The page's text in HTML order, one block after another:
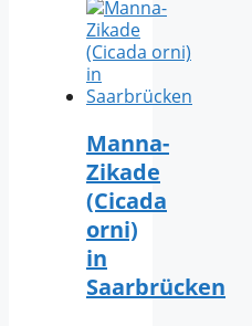
Manna-
Zikade
(Cicada
orni)
in
Saarbrücken